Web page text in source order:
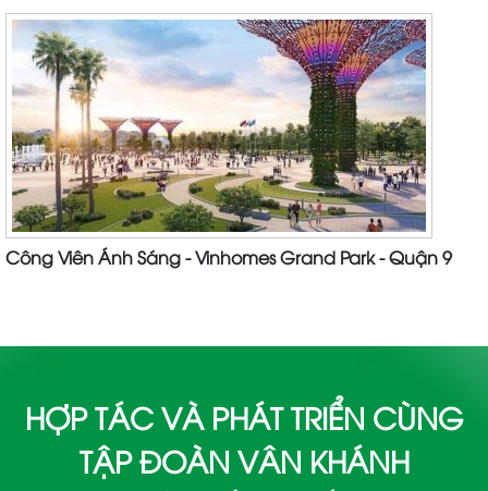
Công Viên Ánh Sáng - Vinhomes Grand Park - Quận 9
HỢP TÁC VÀ PHÁT TRIỂN CÙNG
TẬP ĐOÀN VÂN KHÁNH